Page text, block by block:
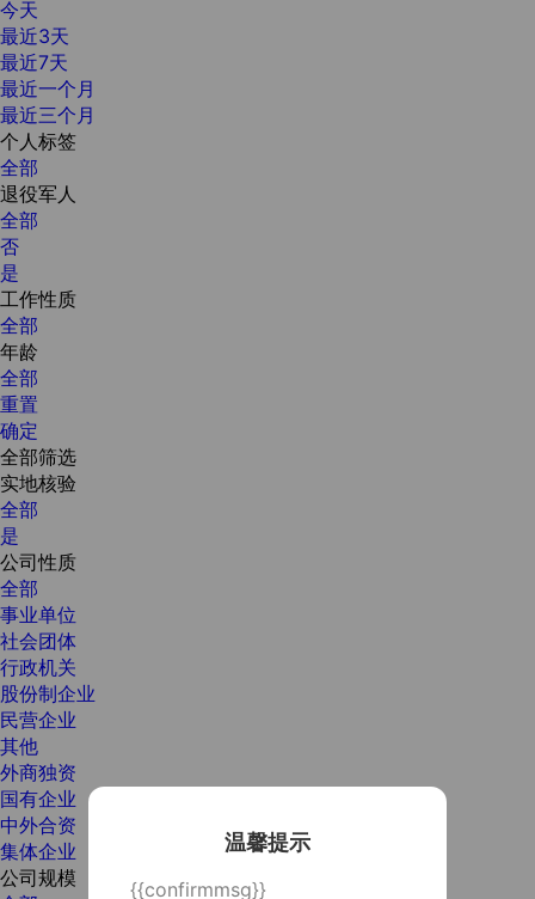
温馨提示
{{confirmmsg}}
今天
最近3天
最近7天
最近一个月
最近三个月
个人标签
全部
退役军人
全部
否
是
工作性质
全部
年龄
全部
重置
确定
全部筛选
实地核验
全部
是
公司性质
全部
事业单位
社会团体
行政机关
股份制企业
民营企业
其他
外商独资
国有企业
中外合资
集体企业
公司规模